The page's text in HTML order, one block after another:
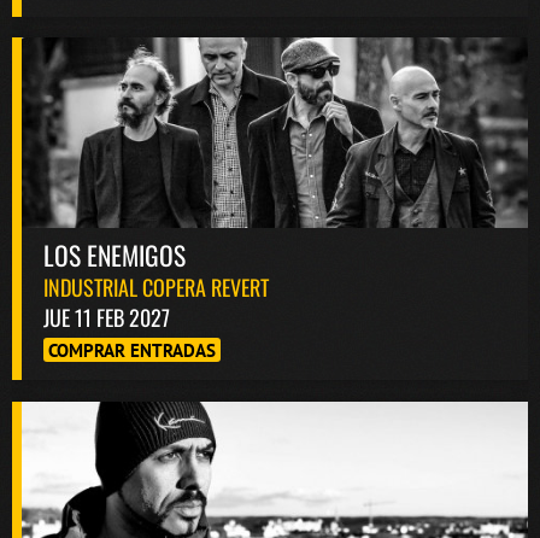
LOS ENEMIGOS
INDUSTRIAL COPERA REVERT
JUE 11 FEB 2027
COMPRAR ENTRADAS